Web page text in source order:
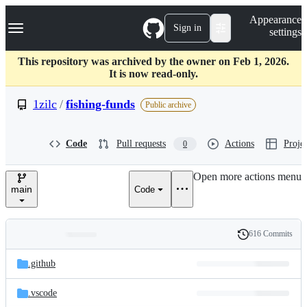
k
p
c
Navigation Menu Sign in
Appearance
settings
This repository was archived by the owner on Feb 1, 2026.
It is now read-only.
1zilc / fishing-funds Public archive
Code Pull requests 0 Actions
main Code
Open more actions menu
and
files
Latest
commit
History
616 Commits
.github
.vscode